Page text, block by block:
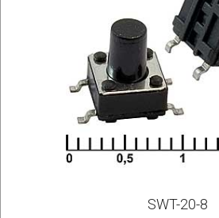
SWT-20-8